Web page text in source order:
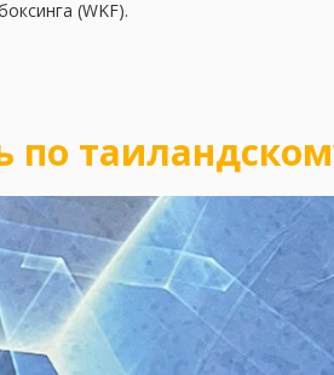
(WKF).
по